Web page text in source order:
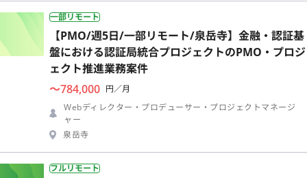
一部リモート
【PMO/週5日/一部リモート/泉岳寺】金融・認証基
盤における認証局統合プロジェクトのPMO・プロジ
ェクト推進業務案件
〜784,000 円／月
Webディレクター・プロデューサー・プロジェクトマネージ
ャー
泉岳寺
フルリモート